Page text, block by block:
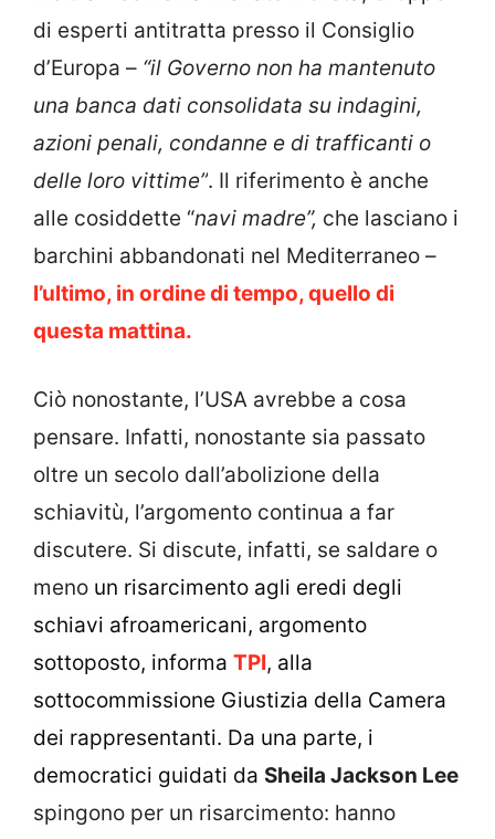
di esperti antitratta presso il Consiglio
d’Europa – “il Governo non ha mantenuto
una banca dati consolidata su indagini,
azioni penali, condanne e di trafficanti o
delle loro vittime”. Il riferimento è anche
alle cosiddette “navi madre”, che lasciano i
barchini abbandonati nel Mediterraneo –
l’ultimo, in ordine di tempo, quello di
questa mattina.
Ciò nonostante, l’USA avrebbe a cosa
pensare. Infatti, nonostante sia passato
oltre un secolo dall’abolizione della
schiavitù, l’argomento continua a far
discutere. Si discute, infatti, se saldare o
meno un risarcimento agli eredi degli
schiavi afroamericani, argomento
sottoposto, informa TPI, alla
sottocommissione Giustizia della Camera
dei rappresentanti. Da una parte, i
democratici guidati da Sheila Jackson Lee
spingono per un risarcimento: hanno